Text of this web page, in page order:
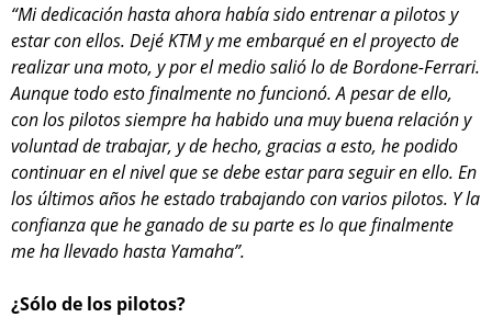
“Mi dedicación hasta ahora había sido entrenar a pilotos y
estar con ellos. Dejé KTM y me embarqué en el proyecto de
realizar una moto, y por el medio salió lo de Bordone-Ferrari.
Aunque todo esto finalmente no funcionó. A pesar de ello,
con los pilotos siempre ha habido una muy buena relación y
voluntad de trabajar, y de hecho, gracias a esto, he podido
continuar en el nivel que se debe estar para seguir en ello. En
los últimos años he estado trabajando con varios pilotos. Y la
confianza que he ganado de su parte es lo que finalmente
me ha llevado hasta Yamaha”.
¿Sólo de los pilotos?